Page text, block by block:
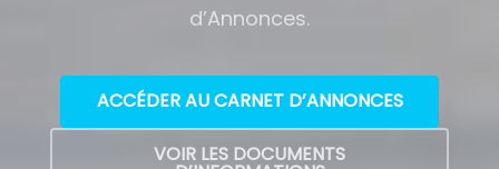
d’Annonces.
ACCÉDER AU CARNET D’ANNONCES
VOIR LES DOCUMENTS